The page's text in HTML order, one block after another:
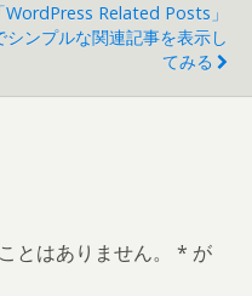
「WordPress Related Posts」
シンプルな関連記事を表示し
てみる
とはありません。 * が